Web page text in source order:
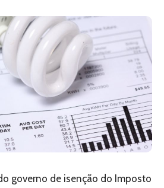
governo de isenção do Imposto